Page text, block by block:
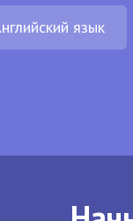
язык